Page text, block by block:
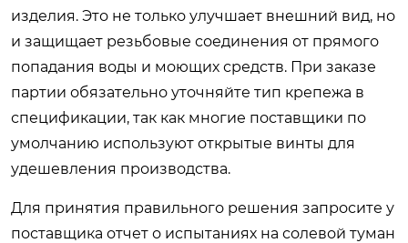
изделия. Это не только улучшает внешний вид, но
и защищает резьбовые соединения от прямого
попадания воды и моющих средств. При заказе
партии обязательно уточняйте тип крепежа в
спецификации, так как многие поставщики по
умолчанию используют открытые винты для
удешевления производства.
Для принятия правильного решения запросите у
поставщика отчет о испытаниях на солевой туман